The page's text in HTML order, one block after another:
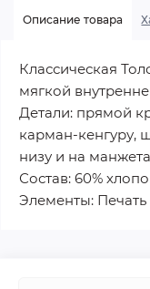
Описание товара
Классическая
мягкой
Детали: прямой
карман-кенгуру,
низу и на
Состав: 60%
Элементы: